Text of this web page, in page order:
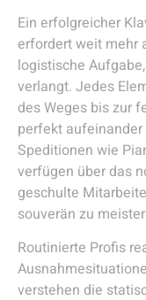
Ein erfolgreicher
erfordert weit mehr
logistische
verlangt. Jedes
des Weges bis zur
perfekt
Speditionen wie
verfügen über das
geschulte
souverän zu
Routinierte Profis
verstehen die